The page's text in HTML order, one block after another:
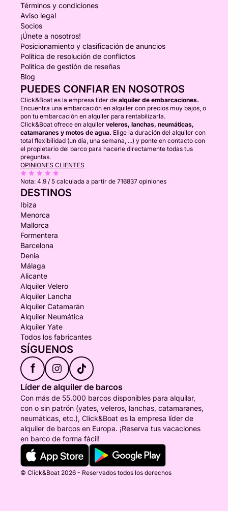
Términos y condiciones
Aviso legal
Socios
¡Únete a nosotros!
Posicionamiento y clasificación de anuncios
Política de resolución de conflictos
Política de gestión de reseñas
Blog
PUEDES CONFIAR EN NOSOTROS
Click&Boat es la empresa líder de alquiler de embarcaciones.
Encuentra una embarcación en alquiler con precios muy bajos, o
pon tu embarcación en alquiler para rentabilizarla.
Click&Boat ofrece en alquiler veleros, lanchas, neumáticas,
catamaranes y motos de agua. Elige la duración del alquiler con
total flexibilidad (un día, una semana, ...) y ponte en contacto con
el propietario del barco para hacerle directamente todas tus
preguntas.
OPINIONES CLIENTES
Nota: 4.9 / 5 calculada a partir de 716837 opiniones
DESTINOS
Ibiza
Menorca
Mallorca
Formentera
Barcelona
Denia
Málaga
Alicante
Alquiler Velero
Alquiler Lancha
Alquiler Catamarán
Alquiler Neumática
Alquiler Yate
Todos los fabricantes
SÍGUENOS
f
Líder de alquiler de barcos
Con más de 55.000 barcos disponibles para alquilar,
con o sin patrón (yates, veleros, lanchas, catamaranes,
neumáticas, etc.), Click&Boat es la empresa líder de
alquiler de barcos en Europa. ¡Reserva tus vacaciones
en barco de forma fácil!
© Click&Boat 2026 - Reservados todos los derechos